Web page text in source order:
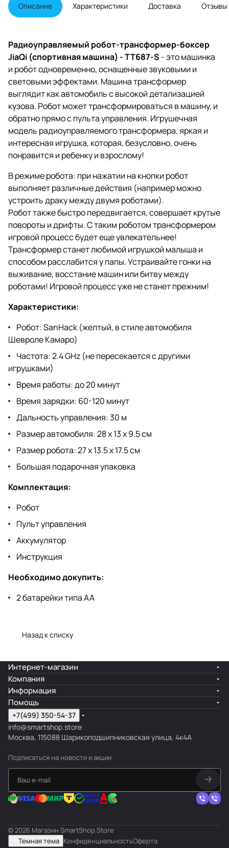
Описание Характеристики Доставка Отзывы
Радиоуправляемый робот-трансформер-боксер
JiaQi (спортивная машина) - TT687-S - это машинка
и робот одновременно, оснащенные звуковыми и
световыми эффектами. Машина трансформер
выглядит как автомобиль с высокой детализацией
кузова. Робот может трансформироваться в машину, и
обратно прямо с пульта управления. Игрушечная
модель радиоуправляемого трансформера, яркая и
интересная игрушка, которая, безусловно, очень
понравится и ребенку и взрослому!
В режиме робота: при нажатии на кнопки робот
выполняет различные действия (например можно
устроить драку между двумя роботами).
Робот также быстро передвигается, совершает крутые
повороты и дрифты. С таким роботом трансформером
игровой процесс будет еще увлекательнее!
Трансформер станет любимой игрушкой малыша и
способом расслабится у папы. Устраивайте гонки на
выживание, восстание машин или битву между
роботами! Игровой процесс уже не станет прежним!
Характеристики:
Робот: SanHack (желтый, в стиле автомобиля
Шевроле Камаро)
Частота: 2.4 GHz (не пересекается с другими
игрушками)
Время работы: до 20 минут
Время зарядки: 60-120 минут
Дальность управления: 30 м
Размер автомобиля: 28 x 13 x 9.5 см
Размер робота: 27 x 13.5 x 17.5 см
Большая подарочная упаковка
Комплектация:
Робот
Пульт управления
Аккумулятор
Инструкция
Необходимо докупить:
2 батарейки типа AA
Назад к списку
Интернет-магазин
Компания
Информация
Помощь
+7(499) 350-54-37
info@smartshop.store
Москва, 115088 Шарикоподшипниковская улица, 4к4А
Подписаться на новости и акции
© 2026 Магазин SmartShop.Store
Темная тема КонфиденциальностьОферта